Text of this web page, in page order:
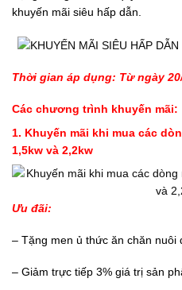
khuyến mãi siêu hấp dẫn.
Thời gian áp dụng: Từ ngày
Các chương trình khuyến mãi:
1. Khuyến mãi khi mua các
1,5kw và 2,2kw
Ưu đãi:
– Tặng men ủ thức ăn chăn nuôi
– Giảm trực tiếp 3% giá trị sản